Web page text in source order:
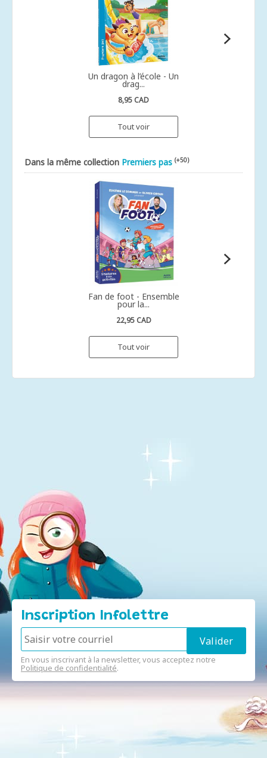
Un dragon à l’école - Un
drag...
8,95 CAD
Tout voir
Dans la même collection Premiers pas (+50)
Fan de foot - Ensemble
pour la...
22,95 CAD
Tout voir
Inscription Infolettre
En vous inscrivant à la newsletter, vous acceptez notre
Politique de confidentialité.